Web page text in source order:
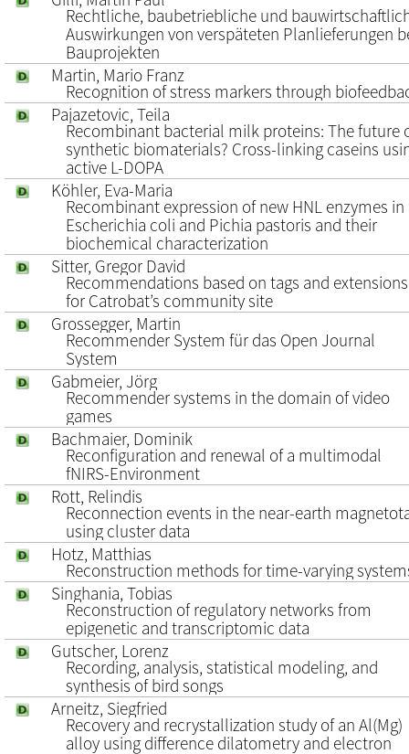
Rechtliche, baubetriebliche und
Auswirkungen von verspäteten Planlieferungen
Bauprojekten
Martin, Mario Franz
Recognition of stress markers through
Pajazetovic, Teila
Recombinant bacterial milk proteins: The future
synthetic biomaterials? Cross-linking caseins
active L-DOPA
Köhler, Eva-Maria
Recombinant expression of new HNL enzymes in
Escherichia coli and Pichia pastoris and their
biochemical characterization
Sitter, Gregor David
Recommendations based on tags and extensions
for Catrobat’s community site
Grossegger, Martin
Recommender System für das Open Journal
System
Gabmeier, Jörg
Recommender systems in the domain of video
games
Bachmaier, Dominik
Reconfiguration and renewal of a multimodal
fNIRS-Environment
Rott, Relindis
Reconnection events in the near-earth
using cluster data
Hotz, Matthias
Reconstruction methods for time-varying
Singhania, Tobias
Reconstruction of regulatory networks from
epigenetic and transcriptomic data
Gutscher, Lorenz
Recording, analysis, statistical modeling, and
synthesis of bird songs
Arneitz, Siegfried
Recovery and recrystallization study of an Al(Mg)
alloy using difference dilatometry and electron